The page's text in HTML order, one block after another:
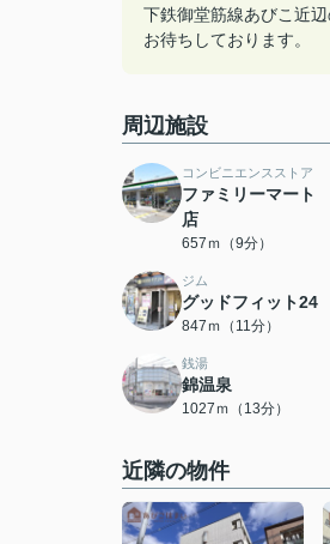
下鉄御堂筋線あびこ近
お待ちしております。
周辺施設
コンビニエンスストア
ファミリーマート
店
657ｍ（9分）
ジム
グッドフィット
847ｍ（11分）
銭湯
錦温泉
1027ｍ（13分）
近隣の物件